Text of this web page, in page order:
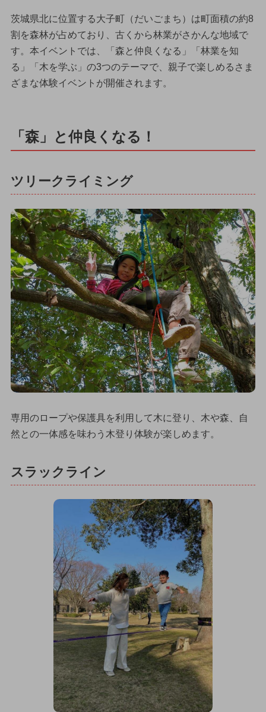
茨城県北に位置する大子町（だいごまち）は町面積の約8
割を森林が占めており、古くから林業がさかんな地域で
す。本イベントでは、「森と仲良くなる」「林業を知
る」「木を学ぶ」の3つのテーマで、親子で楽しめるさま
ざまな体験イベントが開催されます。
「森」と仲良くなる！
ツリークライミング
専用のロープや保護具を利用して木に登り、木や森、自
然との一体感を味わう木登り体験が楽しめます。
スラックライン